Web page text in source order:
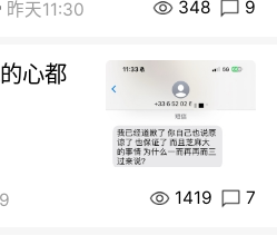
昨天11:30 348 9
心都
1419 7